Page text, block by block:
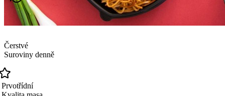
Čerstvé
Suroviny denně
Prvotřídní
Kvalita masa